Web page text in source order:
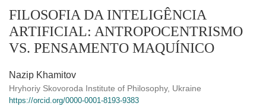
FILOSOFIA DA INTELIGÊNCIA
ARTIFICIAL: ANTROPOCENTRISMO
VS. PENSAMENTO MAQUÍNICO
Nazip Khamitov
Hryhoriy Skovoroda Institute of Philosophy, Ukraine
https://orcid.org/0000-0001-8193-9383